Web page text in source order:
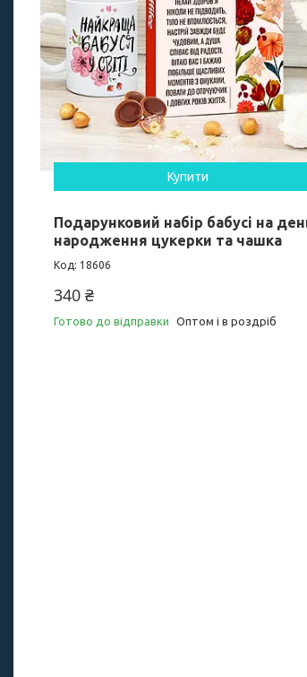
Купити
Подарунковий набір бабусі на
народження цукерки та чашка
18606
340 ₴
Готово до відправки Оптом і в роздріб